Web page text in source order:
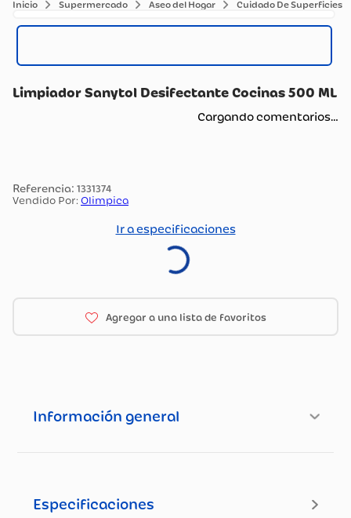
Supermercado Aseo del Hogar Cuidado De Superficies
Limpiador Sanytol Desifectante Cocinas 500 ML
Cargando comentarios…
: 1331374
Vendido Por: Olimpica
Ir a especificaciones
Información general
Especificaciones